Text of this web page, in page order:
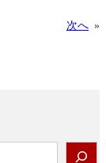
次へ »